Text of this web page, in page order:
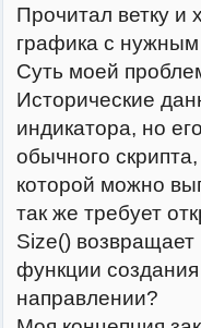
Прочитал ветку и
графика с
Суть моей
Исторические
индикатора, но
обычного
которой можно
так же требует
Size() возвращает
функции
направлении?